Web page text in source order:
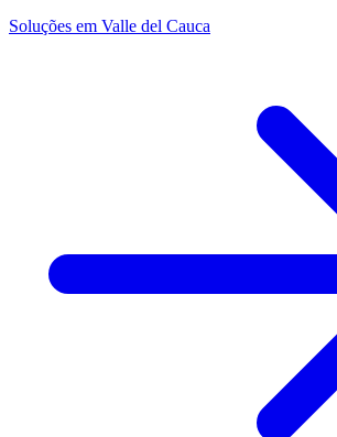
Soluções em Valle del Cauca